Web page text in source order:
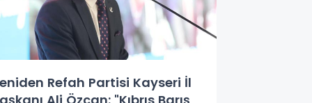
Refah Partisi Kayseri İl